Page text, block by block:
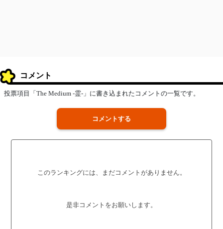
コメント
投票項目「The Medium -霊-」に書き込まれたコメントの一覧です。
コメントする
このランキングには、まだコメントがありません。
是非コメントをお願いします。